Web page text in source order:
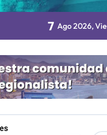
100% estatal
7 Ago 2026, Vie